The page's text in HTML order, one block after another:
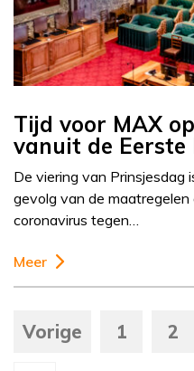
Tijd voor MAX
vanuit de Eerste
De viering van Prinsjesdag
gevolg van de
coronavirus tegen…
Meer
Vorige 1 2